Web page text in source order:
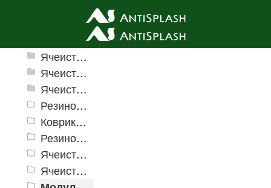
Ячеистые грязезащитные покрытия
Ячеистые грязезащитные покрытия «Домино»
Ячеистое модульное покрытие «Прима» (Антикаблук)
Ячеистые грязезащитные покрытия «Змейка» (Zig-Zag)
Резиновые коврики и дорожки «Restorant»
Коврики PinMat Волна
Резиновые коврики Шашки
Ячеистое модульное грязезащитное покрытие «Optima Duos»
Ячеистые коврик дорожка «Шашки»